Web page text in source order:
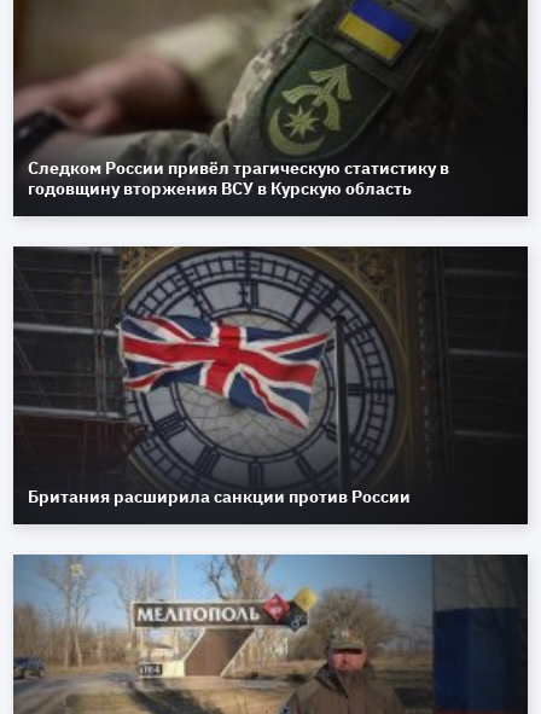
Следком России привёл трагическую статистику в
годовщину вторжения ВСУ в Курскую область
Британия расширила санкции против России